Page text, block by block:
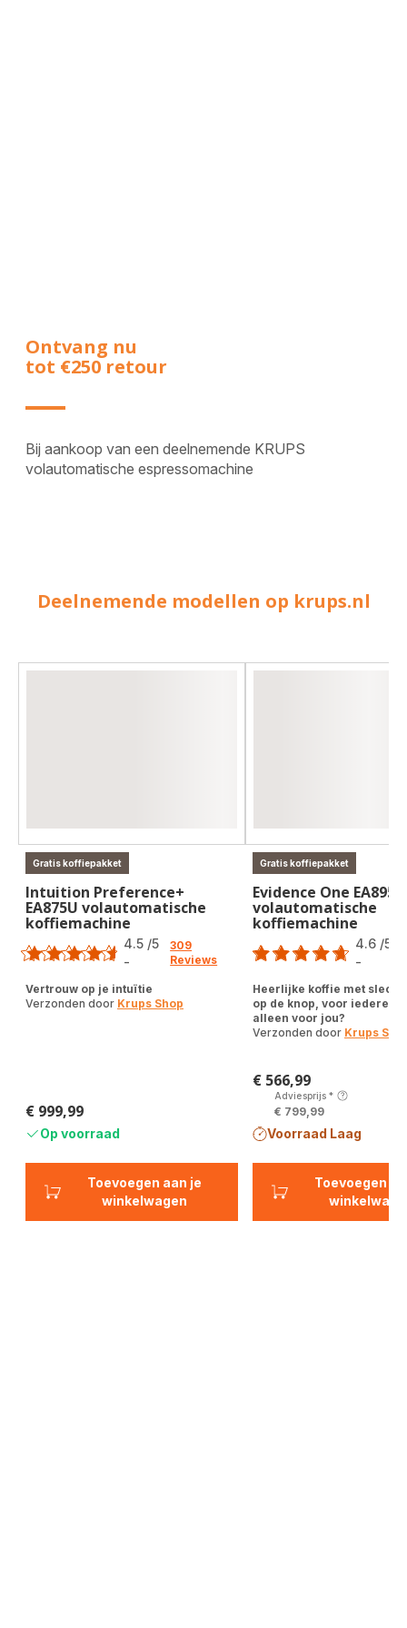
Ontvang nu
tot €250 retour
Bij aankoop van een deelnemende KRUPS
volautomatische espressomachine
Deelnemende modellen op krups.nl
Toevoegen aan je
winkelwagen
Gratis koffiepakket
Intuition Preference+
EA875U volautomatische
koffiemachine
Score
4.5 /5
-
309
Reviews
Vertrouw op je intuïtie
Verzonden door Krups Shop
Prijs
€ 999,99
Op voorraad
Toevoegen
Gratis koffiepakket
Evidence One EA895E
volautomatische
koffiemachine
Score
4.6 /5
-
Heerlijke koffie met
op de knop, voor iedereen
alleen voor jou?
Verzonden door Krups
Prijs
€ 566,99
Adviesprijs*
€ 799,99
Voorraad Laag